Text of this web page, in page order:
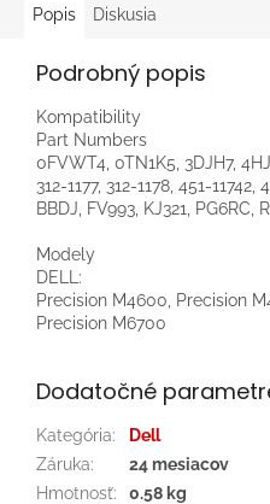
Popis Diskusia
Podrobný popis
Kompatibility
Part Numbers
0FVWT4, 0TN1K5, 3DJH7,
312-1177, 312-1178, 451-11742,
BBDJ, FV993, KJ321, PG6RC,
Modely
DELL:
Precision M4600, Precision
Precision M6700
Dodatočné
Kategória:
Dell
Záruka:
24 mesiacov
Hmotnosť:
0.58 kg